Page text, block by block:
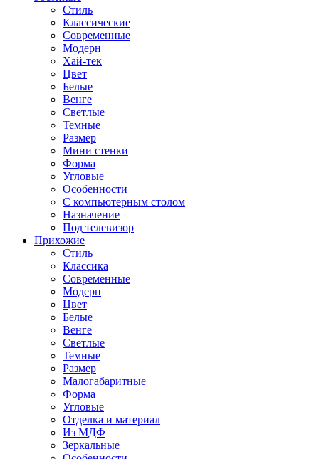
Стиль
Классические
Современные
Модерн
Хай-тек
Цвет
Белые
Венге
Светлые
Темные
Размер
Мини стенки
Форма
Угловые
Особенности
С компьютерным столом
Назначение
Под телевизор
Прихожие
Стиль
Классика
Современные
Модерн
Цвет
Белые
Венге
Светлые
Темные
Размер
Малогабаритные
Форма
Угловые
Отделка и материал
Из МДФ
Зеркальные